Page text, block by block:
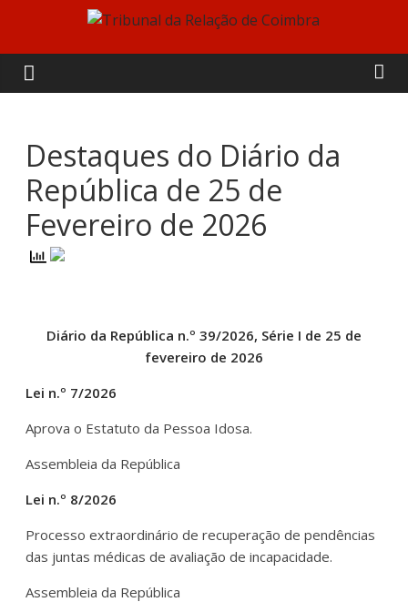
content
Tribunal
da
Relação
de
Coimbra
Destaques do Diário da
República de 25 de
Fevereiro de 2026
Diário da República n.º 39/2026, Série I de 25 de
fevereiro de 2026
Lei n.º 7/2026
Aprova o Estatuto da Pessoa Idosa.
Assembleia da República
Lei n.º 8/2026
Processo extraordinário de recuperação de pendências
das juntas médicas de avaliação de incapacidade.
Assembleia da República